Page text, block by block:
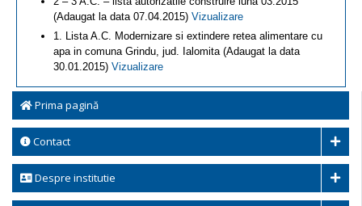
Prima pagină
Contact
Despre institutie
(Adaugat la data 07.04.2015) Vizualizare
1. Lista A.C. Modernizare si extindere retea alimentare cu
apa in comuna Grindu, jud. Ialomita (Adaugat la data
30.01.2015) Vizualizare